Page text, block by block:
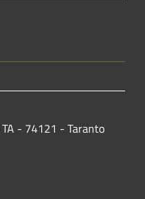
- 74121 - Taranto